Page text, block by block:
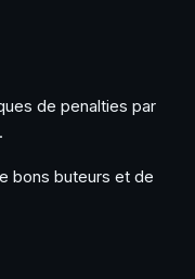
de penalties par
bons buteurs et de